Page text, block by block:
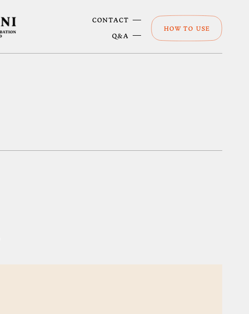
CONTACT
Q&A
HOW TO USE